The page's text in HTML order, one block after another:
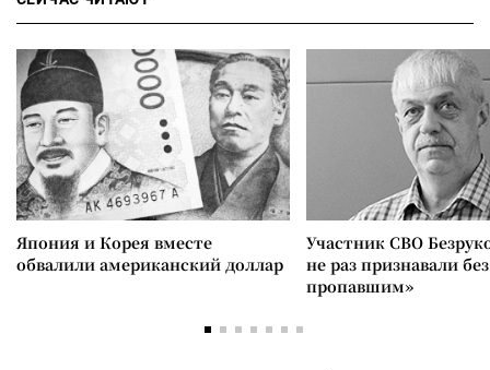
Япония и Корея вместе
обвалили американский доллар
Участник СВО
не раз признавали
пропавшим»